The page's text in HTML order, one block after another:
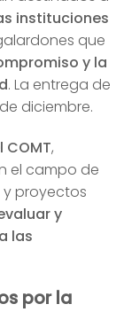
instituciones
que
y la
. La entrega de
diciembre.
,
el campo de
proyectos
y
las
por la